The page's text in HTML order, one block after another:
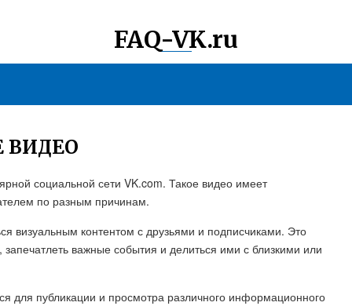
FAQ-VK.ru
ВИДЕО
социальной сети VK.com. Такое видео имеет
по разным причинам.
визуальным контентом с друзьями и подписчиками. Это
важные события и делиться ими с близкими или
для публикации и просмотра различного информационного